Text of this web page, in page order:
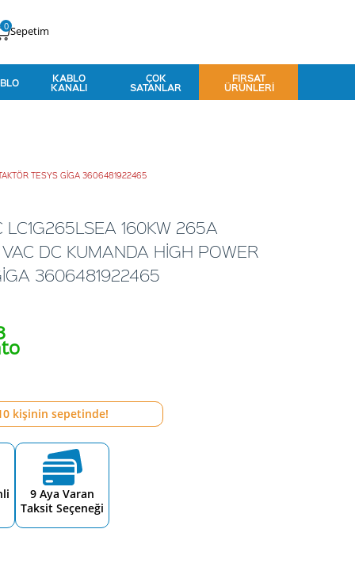
Sepetim
0
KABLO
KANALI
ÇOK
SATANLAR
FIRSAT
ÜRÜNLERI
TESYS GİGA 3606481922465
LC1G265LSEA 160KW 265A
DC KUMANDA HİGH POWER
3606481922465
kişinin sepetinde!
9 Aya Varan
Taksit Seçeneği